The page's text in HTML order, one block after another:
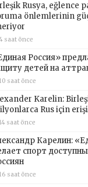
Rusya, eğlence
önlemlerinin
saat önce
Россия»
детей на
saat önce
Karelin:
Rus için
saat önce
Карелин:
спорт
saat önce